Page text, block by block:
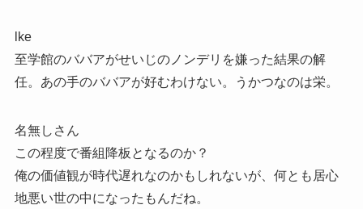
lke
至学館のババアがせいじのノンデリを嫌った結果の解
任。あの手のババアが好むわけない。うかつなのは栄。
名無しさん
この程度で番組降板となるのか？
俺の価値観が時代遅れなのかもしれないが、何とも居心
地悪い世の中になったもんだね。